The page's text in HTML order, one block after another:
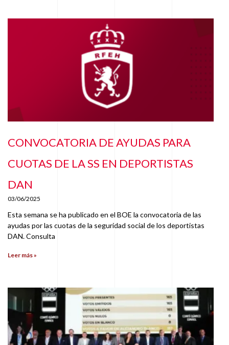
CONVOCATORIA DE AYUDAS PARA
CUOTAS DE LA SS EN DEPORTISTAS
DAN
03/06/2025
Esta semana se ha publicado en el BOE la convocatoria de las
ayudas por las cuotas de la seguridad social de los deportistas
DAN. Consulta
Leer más »